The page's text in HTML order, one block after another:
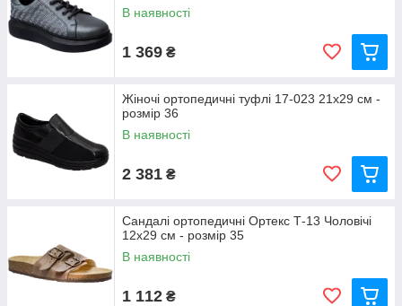
В наявності
1 369 ₴
Жіночі ортопедичні туфлі 17-023 21x29 см -
розмір 36
В наявності
2 381 ₴
Сандалі ортопедичні Ортекс Т-13 Чоловічі
12x29 см - розмір 35
В наявності
1 112 ₴